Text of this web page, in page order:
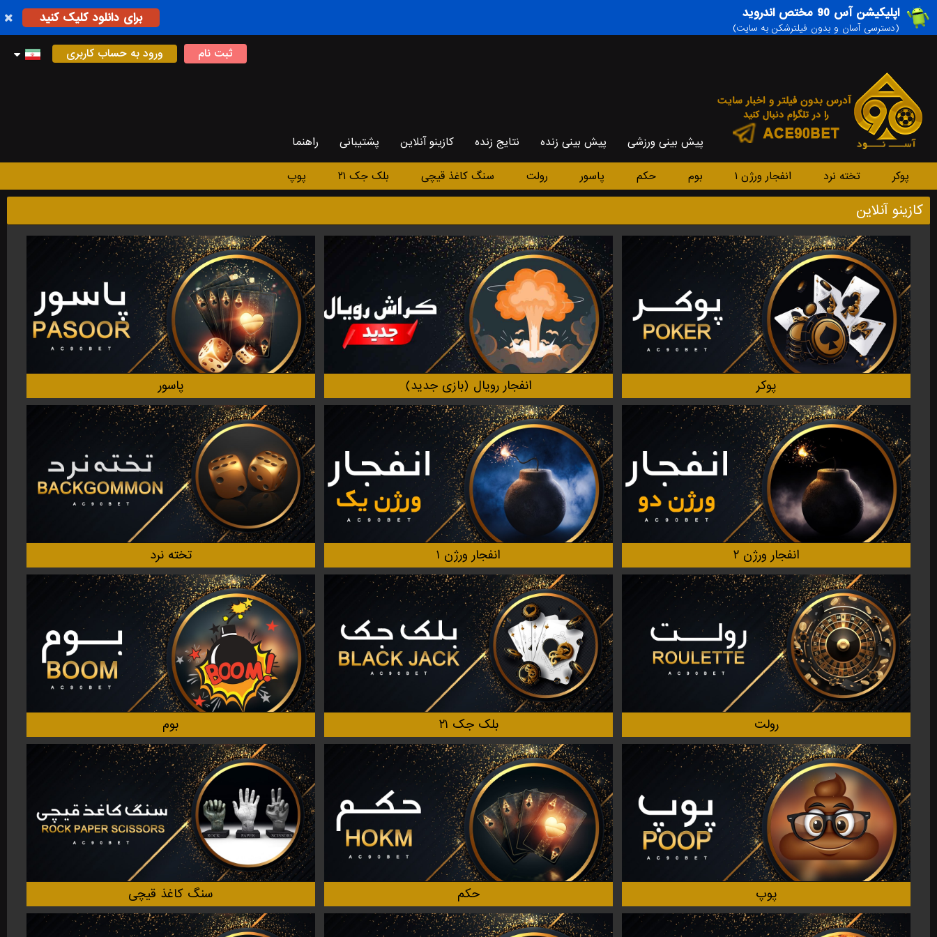
اپلیکیشن آس 90 مختص اندروید
(دسترسی آسان و بدون فیلترشکن به سایت)
برای دانلود کلیک کنید
ثبت نام ورود به حساب کاربری
پیش بینی ورزشی پیش بینی زنده نتایج زنده کازینو آنلاین پشتیبانی راهنما
پوکر تخته نرد انفجار ورژن ۱ بوم حکم پاسور رولت سنگ کاغذ قیچی بلک جک ۲۱ پوپ
کازینو آنلاین
پوکر انفجار‌ رویال (بازی جدید) پاسور
انفجار ورژن ۲ انفجار ورژن ۱ تخته نرد
رولت بلک جک ۲۱ بوم
پوپ حکم سنگ کاغذ قیچی